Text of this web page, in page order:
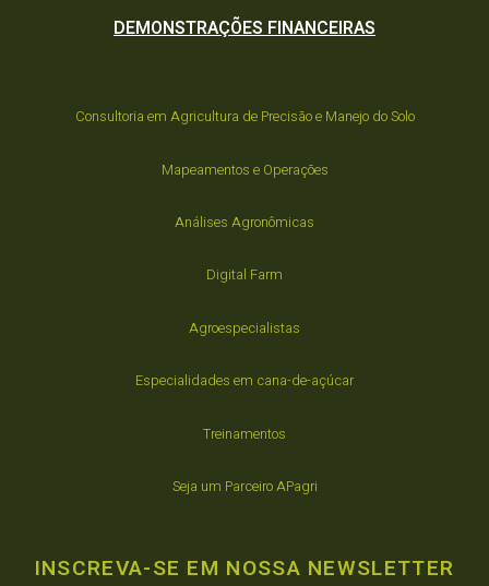
DEMONSTRAÇÕES FINANCEIRAS
Consultoria em Agricultura de Precisão e Manejo do Solo
Mapeamentos e Operações
Análises Agronômicas
Digital Farm
Agroespecialistas
Especialidades em cana-de-açúcar
Treinamentos
Seja um Parceiro APagri
INSCREVA-SE EM NOSSA NEWSLETTER